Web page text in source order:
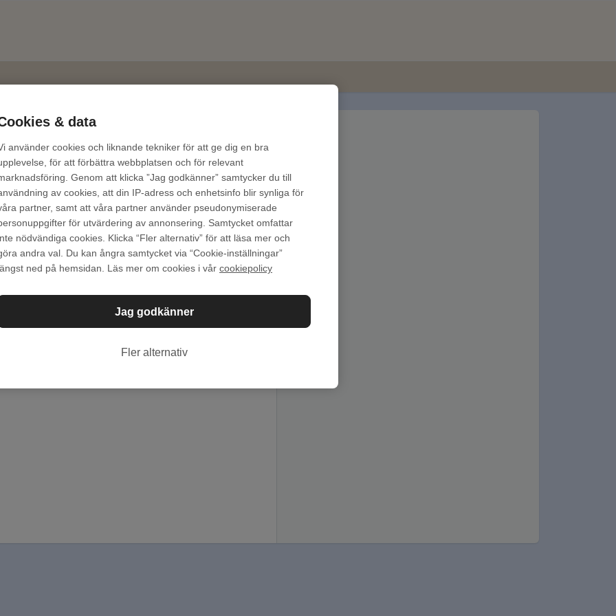
& data
använder cookies och liknande tekniker för att ge dig en bra
för att förbättra webbplatsen och för relevant
Genom att klicka ”Jag godkänner” samtycker du till
av cookies, att din IP-adress och enhetsinfo blir synliga för
partner, samt att våra partner använder pseudonymiserade
för utvärdering av annonsering. Samtycket omfattar
nödvändiga cookies. Klicka “Fler alternativ” för att läsa mer och
andra val. Du kan ångra samtycket via “Cookie-inställningar”
ned på hemsidan. Läs mer om cookies i vår cookiepolicy
Jag godkänner
Fler alternativ